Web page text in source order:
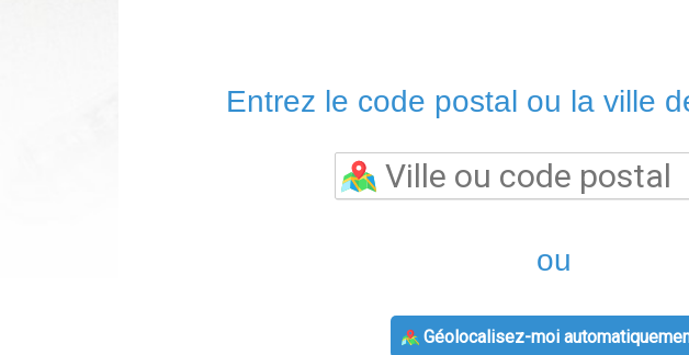
Entrez le code postal ou la ville
ou
Géolocalisez-moi